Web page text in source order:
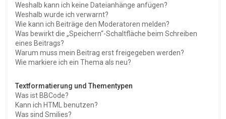
Weshalb kann ich keine Dateianhänge anfügen?
Weshalb wurde ich verwarnt?
Wie kann ich Beiträge den Moderatoren melden?
Was bewirkt die „Speichern“-Schaltfläche beim Schreiben
eines Beitrags?
Warum muss mein Beitrag erst freigegeben werden?
Wie markiere ich ein Thema als neu?
Textformatierung und Thementypen
Was ist BBCode?
Kann ich HTML benutzen?
Was sind Smilies?